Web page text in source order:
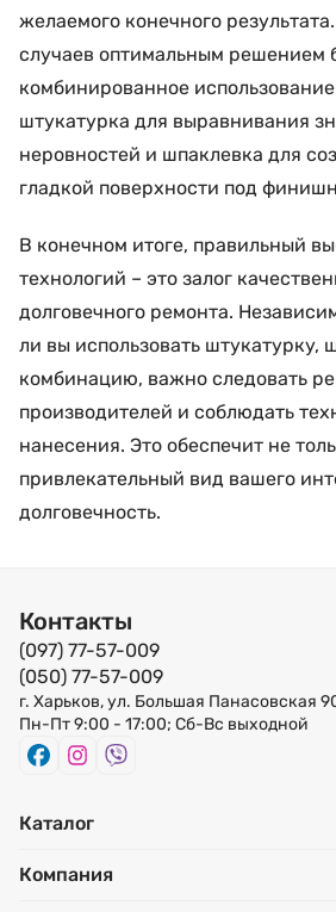
желаемого конечного
случаев оптимальным решением
комбинированное
штукатурка для выравнивания
неровностей и шпаклевка для
гладкой поверхности под
В конечном итоге, правильный
технологий – это залог
долговечного ремонта.
ли вы использовать штукатурку,
комбинацию, важно следовать
производителей и соблюдать
нанесения. Это обеспечит не
привлекательный вид вашего
долговечность.
Контакты
(097) 77-57-009
(050) 77-57-009
г. Харьков, ул. Большая Панасовская
Пн-Пт 9:00 - 17:00; Сб-Вс выходной
Каталог
Компания